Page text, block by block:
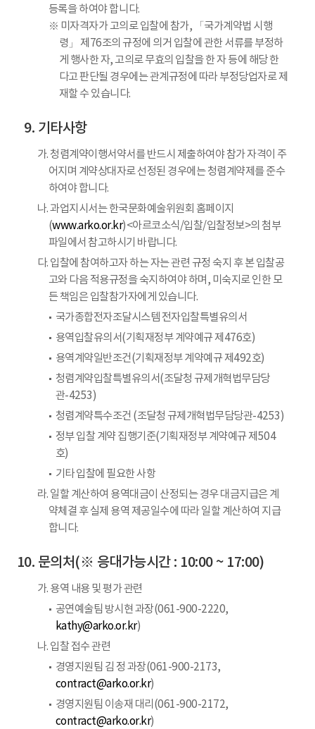
등록을 하여야 합니다.
※ 미자격자가 고의로 입찰에 참가, 「국가계약법 시행
령」 제76조의 규정에 의거 입찰에 관한 서류를 부정하
게 행사한 자, 고의로 무효의 입찰을 한 자 등에 해당 한
다고 판단될 경우에는 관계규정에 따라 부정당업자로 제
재할 수 있습니다.
기타사항
가. 청렴계약이행서약서를 반드시 제출하여야 참가 자격이 주
어지며 계약상대자로 선정된 경우에는 청렴계약제를 준수
하여야 합니다.
나. 과업지시서는 한국문화예술위원회 홈페이지
(www.arko.or.kr)<아르코소식/입찰/입찰정보>의 첨부
파일에서 참고하시기 바랍니다.
다. 입찰에 참여하고자 하는 자는 관련 규정 숙지 후 본 입찰공
고와 다음 적용규정을 숙지하여야 하며, 미숙지로 인한 모
든 책임은 입찰참가자에게 있습니다.
국가종합전자조달시스템 전자입찰특별유의서
용역입찰유의서(기획재정부 계약예규 제476호)
용역계약일반조건(기획재정부 계약예규 제492호)
청렴계약입찰특별유의서(조달청 규제개혁법무담당
관-4253)
청렴계약특수조건 (조달청 규제개혁법무담당관-4253)
정부 입찰 계약 집행기준(기획재정부 계약예규 제504
호)
기타 입찰에 필요한 사항
라. 일할 계산하여 용역대금이 산정되는 경우 대금지급은 계
약체결 후 실제 용역 제공일수에 따라 일할 계산하여 지급
합니다.
문의처(※ 응대가능시간 : 10:00 ~ 17:00)
가. 용역 내용 및 평가 관련
공연예술팀 방시현 과장(061-900-2220,
kathy@arko.or.kr)
나. 입찰 접수 관련
경영지원팀 김 정 과장(061-900-2173,
contract@arko.or.kr)
경영지원팀 이송재 대리(061-900-2172,
contract@arko.or.kr)